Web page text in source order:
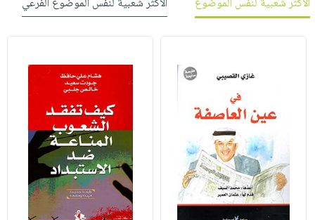
الأكثر شعبية لنفس الموضوع الأكثر شعبية لنفس الموضوع الفرعي